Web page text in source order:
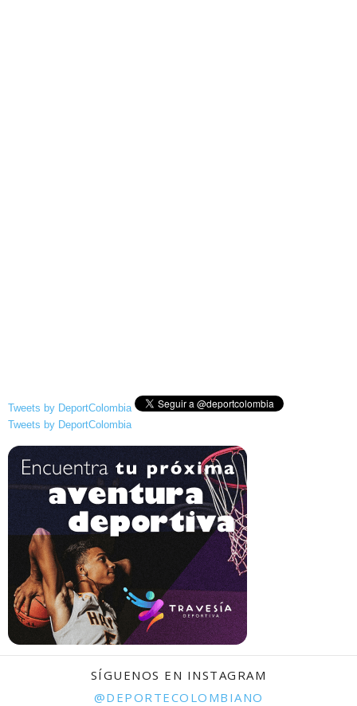
Tweets by DeportColombia
Tweets by DeportColombia
SÍGUENOS EN INSTAGRAM
@DEPORTECOLOMBIANO